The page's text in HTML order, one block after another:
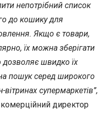
непотрібний список
до кошику для
Якщо є товари,
їх можна зберігати
дозволяє швидко їх
пошук серед широкого
супермаркетів”,
директор